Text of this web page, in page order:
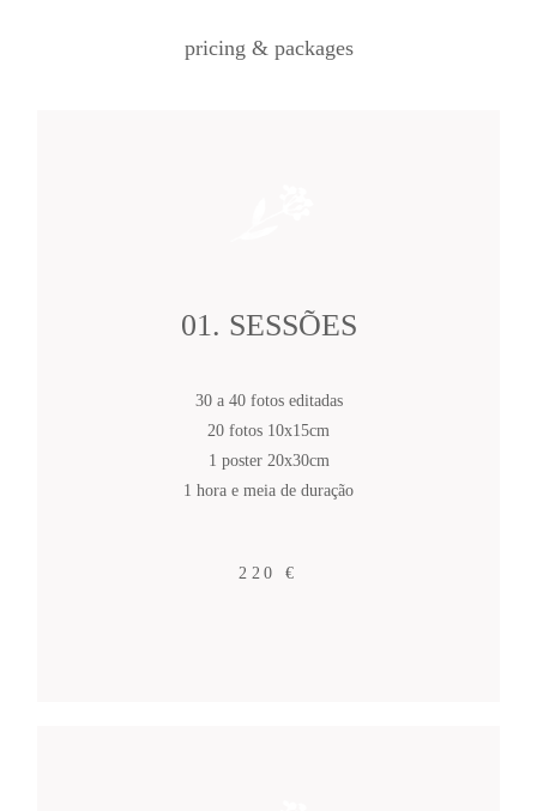
pricing & packages
01. SESSÕES
30 a 40 fotos editadas
20 fotos 10x15cm
1 poster 20x30cm
1 hora e meia de duração
220 €